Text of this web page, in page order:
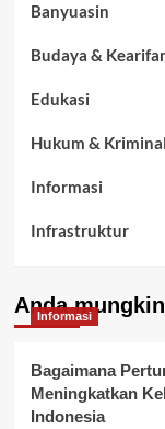
Banyuasin
Budaya &
Edukasi
Hukum & Kriminal
Informasi
Infrastruktur
Kepegawaian &
Kesehatan
Keuangan
Anda
Informasi
Bagaimana
Meningkatkan
Indonesia